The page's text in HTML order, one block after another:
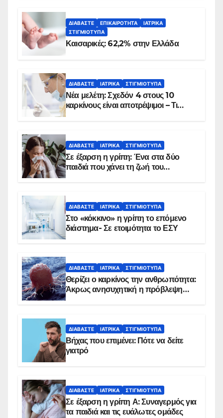
ΔΙΑΒΆΣΤΕ ΕΠΙΚΑΙΡΌΤΗΤΑ
ΙΑΤΡΙΚΆ
ΣΤΙΓΜΙΌΤΥΠΑ
Καισαρικές: 62,2% στην Ελλάδα
ΔΙΑΒΆΣΤΕ ΙΑΤΡΙΚΆ ΣΤΙΓΜΙΌΤΥΠΑ
Νέα μελέτη: Σχεδόν 4 στους 10
καρκίνους είναι αποτρέψιμοι – Τι
ΔΙΑΒΆΣΤΕ ΙΑΤΡΙΚΆ ΣΤΙΓΜΙΌΤΥΠΑ
Σε έξαρση η γρίπη: Ένα στα δύο
παιδιά που χάνει τη ζωή του
ΔΙΑΒΆΣΤΕ ΙΑΤΡΙΚΆ ΣΤΙΓΜΙΌΤΥΠΑ
Στο «κόκκινο» η γρίπη το επόμενο
διάστημα- Σε ετοιμότητα το ΕΣΥ
ΔΙΑΒΆΣΤΕ ΙΑΤΡΙΚΆ ΣΤΙΓΜΙΌΤΥΠΑ
Θερίζει ο καρκίνος την ανθρωπότητα:
Άκρως ανησυχητική η πρόβλεψη…
ΔΙΑΒΆΣΤΕ ΙΑΤΡΙΚΆ ΣΤΙΓΜΙΌΤΥΠΑ
Βήχας που επιμένει: Πότε να δείτε
γιατρό
ΔΙΑΒΆΣΤΕ ΙΑΤΡΙΚΆ ΣΤΙΓΜΙΌΤΥΠΑ
Σε έξαρση η γρίπη Α: Συναγερμός για
τα παιδιά και τις ευάλωτες ομάδες